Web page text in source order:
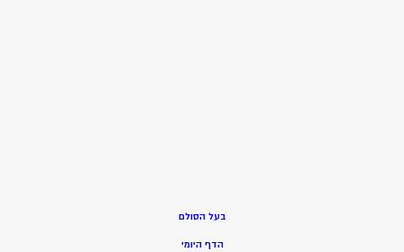
בעל הסולם
הדף היומי